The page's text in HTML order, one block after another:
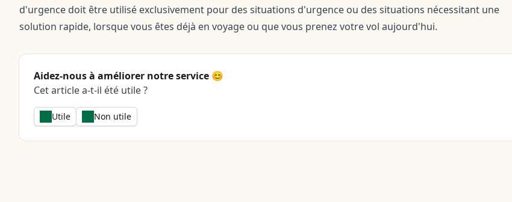
d'urgence doit être utilisé exclusivement pour des situations d'urgence ou des situations nécessitant une
solution rapide, lorsque vous êtes déjà en voyage ou que vous prenez votre vol aujourd'hui.
Aidez-nous à améliorer notre service 😊
Cet article a-t-il été utile ?
Utile Non utile